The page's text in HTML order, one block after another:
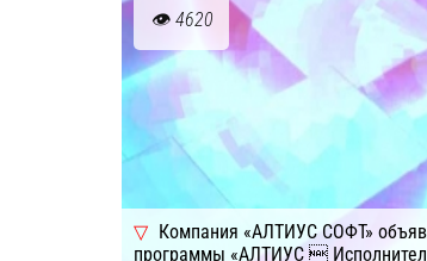
4620
Компания «АЛТИУС СОФТ»
программы «АЛТИУС 